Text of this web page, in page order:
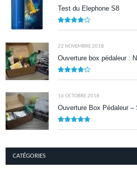
Test du Elephone S8
22 NOVEMBRE 2018
Ouverture box pédaleur :
16 OCTOBRE 2018
Ouverture Box Pédaleur –
CATÉGORIES